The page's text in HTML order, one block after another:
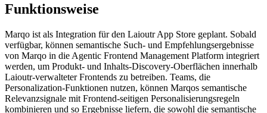
Funktionsweise
Marqo ist als Integration für den Laioutr App Store geplant. Sobald
verfügbar, können semantische Such- und Empfehlungsergebnisse
von Marqo in die Agentic Frontend Management Platform integriert
werden, um Produkt- und Inhalts-Discovery-Oberflächen innerhalb
Laioutr-verwalteter Frontends zu betreiben. Teams, die
Personalization-Funktionen nutzen, können Marqos semantische
Relevanzsignale mit Frontend-seitigen Personalisierungsregeln
kombinieren und so Ergebnisse liefern, die sowohl die semantische